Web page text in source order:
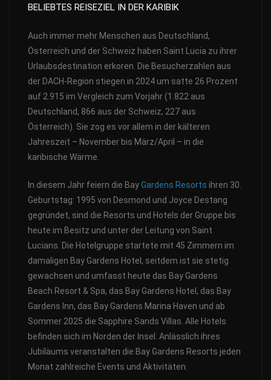
BELIEBTES REISEZIEL IN DER KARIBIK
Auch immer mehr Menschen aus Deutschland,
Österreich und der Schweiz haben Saint Lucia zu ihrer
Urlaubsdestination erkoren. Die Besucherzahlen aus
der DACH-Region stiegen in 2024 um satte 26 Prozent
auf 2.915 im Vergleich zum Vorjahr (1.822 aus
Deutschland, 866 aus der Schweiz, 227 aus
Österreich). Sie zog es vor allem in der kälteren
Jahreszeit – November bis März/April – in die
karibische Wärme.
In diesem Jahr feiern die BayGardens Resorts ihren 30.
Geburtstag: 1995 von Desmond und Joyce Destang
gegründet, sind die Resorts und Hotels der Gruppe bis
heute im Besitz und unter der Leitung von Saint
Lucians. Die Hotelgruppe startete mit 45 Zimmern im
damaligen Bay Gardens Hotel, seitdem ist sie stetig
gewachsen und umfasst heute das Bay Gardens
Beach Resort & Spa, das Bay Gardens Hotel, das Bay
Gardens Inn, das Bay Gardens Marina Haven und ab
Sommer 2025 die Sapphire Sands Villas. Alle Hotels
befinden sich im Norden der Insel. Anlässlich ihres
Jubiläums veranstalten die Bay Gardens Resorts jeden
Monat zahlreiche Events und Aktivitäten.